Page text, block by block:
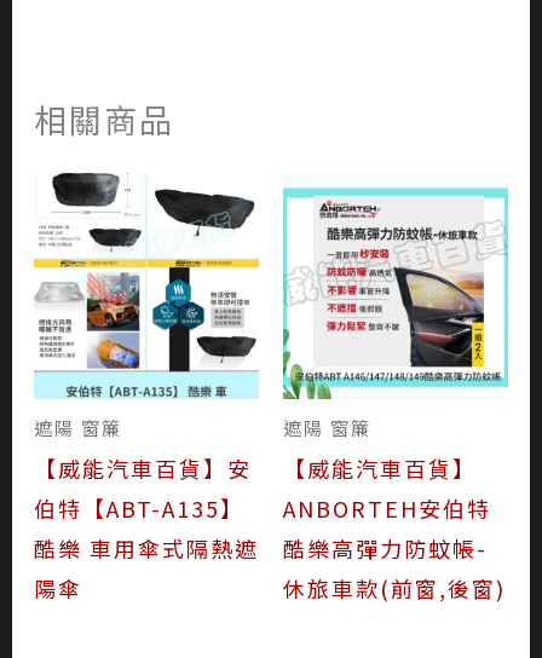
相關商品
遮陽 窗簾
【威能汽車百貨】安
伯特【ABT-A135】
酷樂 車用傘式隔熱遮
陽傘
遮陽 窗簾
【威能汽車百貨】
ANBORTEH安伯特
酷樂高彈力防蚊帳-
休旅車款(前窗,後窗)